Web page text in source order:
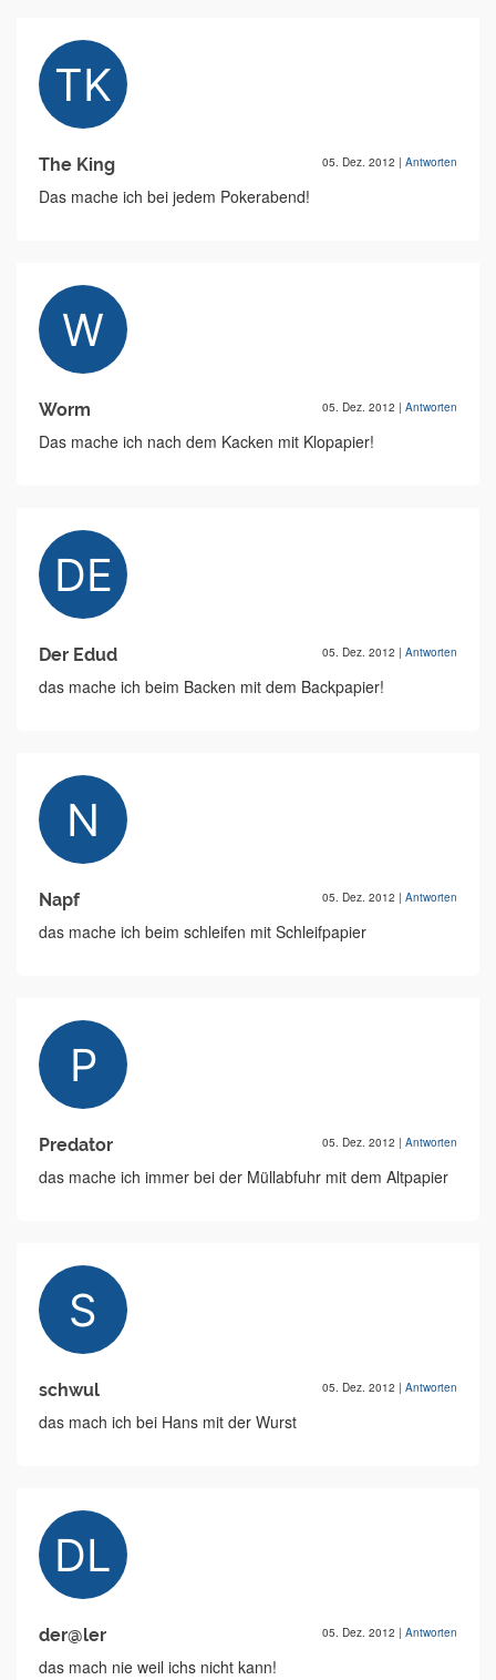
The King 05. Dez. 2012 | Antworten
Das mache ich bei jedem Pokerabend!
Worm 05. Dez. 2012 | Antworten
Das mache ich nach dem Kacken mit Klopapier!
Der Edud 05. Dez. 2012 | Antworten
das mache ich beim Backen mit dem Backpapier!
Napf 05. Dez. 2012 | Antworten
das mache ich beim schleifen mit Schleifpapier
Predator 05. Dez. 2012 | Antworten
das mache ich immer bei der Müllabfuhr mit dem Altpapier
schwul 05. Dez. 2012 | Antworten
das mach ich bei Hans mit der Wurst
der@ler 05. Dez. 2012 | Antworten
das mach nie weil ichs nicht kann!